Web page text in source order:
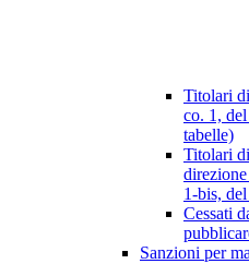
Titolari
co. 1,
tabelle)
Titolari
1-bis,
Cessati
Sanzioni per